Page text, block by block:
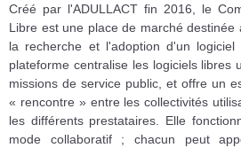
Créé par l'ADULLACT fin 2016, le
Libre est une place de marché destinée
la recherche et l'adoption d'un logiciel
plateforme centralise les logiciels libres
missions de service public, et offre un
« rencontre » entre les collectivités
les différents prestataires. Elle
mode collaboratif ; chacun peut